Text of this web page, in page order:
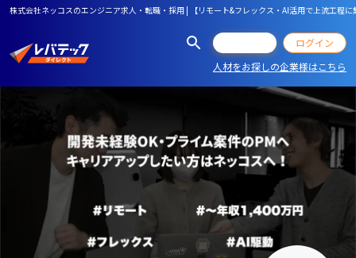
株式会社ネッコスのエンジニア求人・転職・採用 | 【リモート&フレックス・AI活用で上流工程
ログイン
人材をお探しの企業様はこちら